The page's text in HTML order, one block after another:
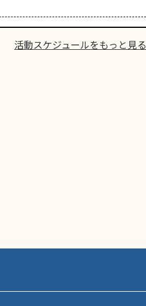
活動スケジュールをもっと見る